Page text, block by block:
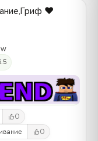
❤️
0
0